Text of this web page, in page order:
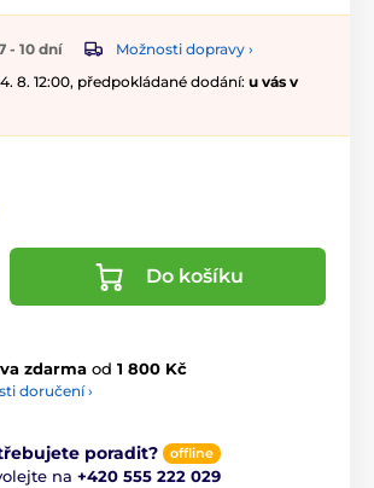
- 10 dní
Možnosti dopravy ›
8. 12:00, předpokládané dodání: u vás v
Do košíku
zdarma od 1 800 Kč
doručení ›
poradit? offline
na +420 555 222 029